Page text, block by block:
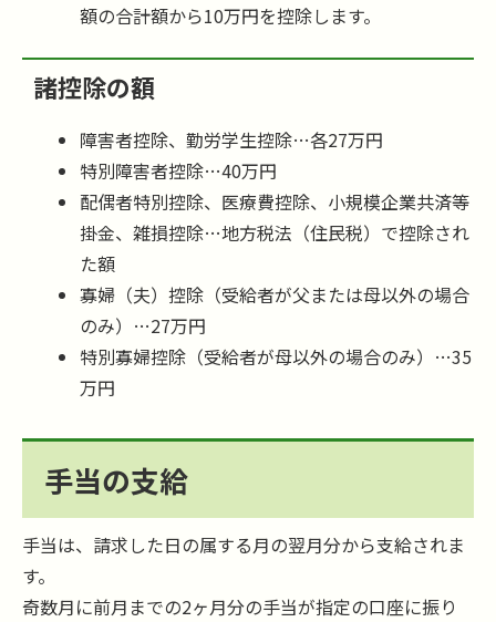
額の合計額から10万円を控除します。
諸控除の額
障害者控除、勤労学生控除…各27万円
特別障害者控除…40万円
配偶者特別控除、医療費控除、小規模企業共済等
掛金、雑損控除…地方税法（住民税）で控除され
た額
寡婦（夫）控除（受給者が父または母以外の場合
のみ）…27万円
特別寡婦控除（受給者が母以外の場合のみ）…35
万円
手当の支給
手当は、請求した日の属する月の翌月分から支給されま
す。
奇数月に前月までの2ヶ月分の手当が指定の口座に振り